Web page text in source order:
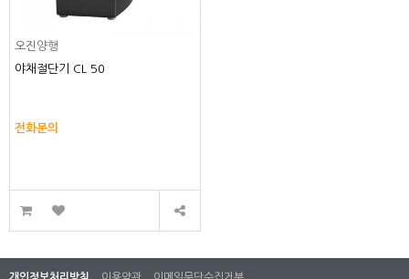
오진양행
야채절단기 CL 50
전화문의